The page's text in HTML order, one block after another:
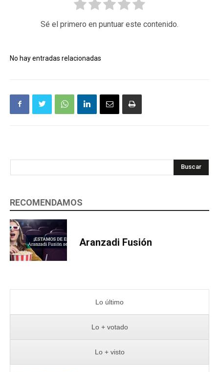
Sé el primero en puntuar este contenido.
No hay entradas relacionadas
Buscar
RECOMENDAMOS
Aranzadi Fusión
Lo último
Lo + votado
Lo + visto